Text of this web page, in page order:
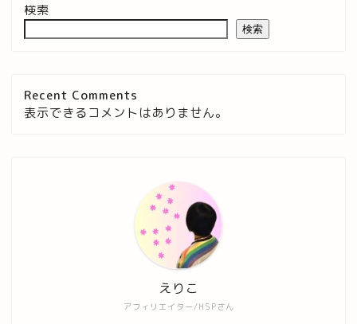
検索
検索
Recent Comments
表示できるコメントはありません。
アフィリエイター/HSPさん
えりこ